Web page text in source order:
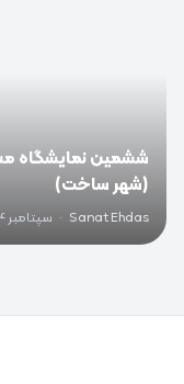
ششمین نمایشگاه
(شهر ساخت)
Sanat Ehdas
· سپتامبر 14, 2025